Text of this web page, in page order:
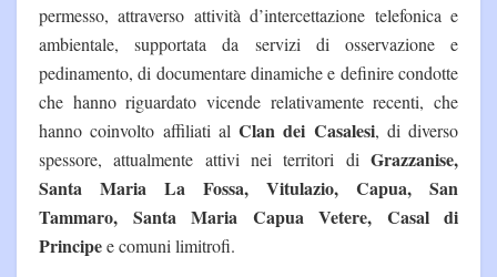
permesso, attraverso attività d’intercettazione telefonica e
ambientale, supportata da servizi di osservazione e
pedinamento, di documentare dinamiche e definire condotte
che hanno riguardato vicende relativamente recenti, che
hanno coinvolto affiliati al Clan dei Casalesi, di diverso
spessore, attualmente attivi nei territori di Grazzanise,
Santa Maria La Fossa, Vitulazio, Capua, San
Tammaro, Santa Maria Capua Vetere, Casal di
Principee comuni limitrofi.